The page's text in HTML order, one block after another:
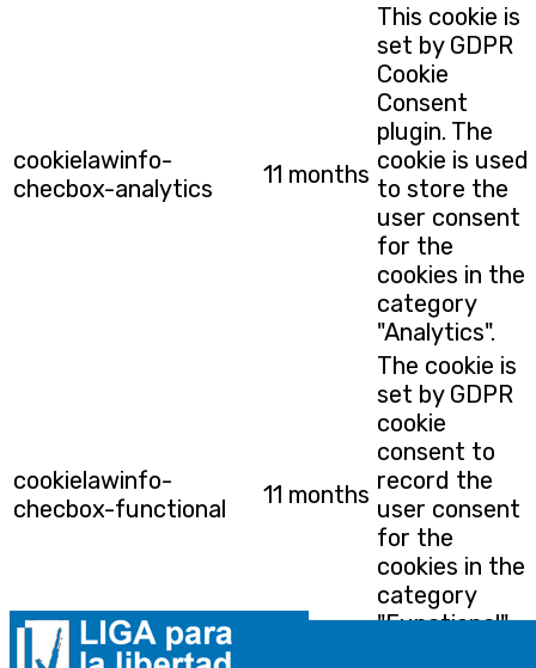
cookielawinfo-
checbox-analytics
11 months
This cookie is
set by GDPR
Cookie
Consent
plugin. The
cookie is used
to store the
user consent
for the
cookies in the
category
"Analytics".
cookielawinfo-
checbox-functional
11 months
The cookie is
set by GDPR
cookie
consent to
record the
user consent
for the
cookies in the
category
"Functional".